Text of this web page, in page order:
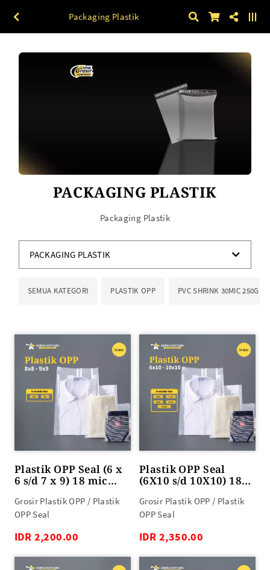
Packaging Plastik
PACKAGING PLASTIK
Packaging Plastik
PACKAGING PLASTIK
SEMUA KATEGORI PLASTIK OPP PVC SHRINK 30MIC 250GR
Plastik OPP Seal (6 x
6 s/d 7 x 9) 18 mic
Grosir Plastik OPP / Plastik
OPP Seal
IDR 2,200.00
Plastik OPP Seal
(6X10 s/d 10X10) 18
Grosir Plastik OPP / Plastik
OPP Seal
IDR 2,350.00